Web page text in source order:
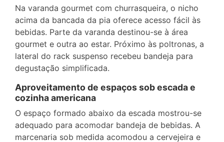
Na varanda gourmet com churrasqueira, o nicho
acima da bancada da pia oferece acesso fácil às
bebidas. Parte da varanda destinou-se à área
gourmet e outra ao estar. Próximo às poltronas, a
lateral do rack suspenso recebeu bandeja para
degustação simplificada.
Aproveitamento de espaços sob escada e
cozinha americana
O espaço formado abaixo da escada mostrou-se
adequado para acomodar bandeja de bebidas. A
marcenaria sob medida acomodou a cervejeira e